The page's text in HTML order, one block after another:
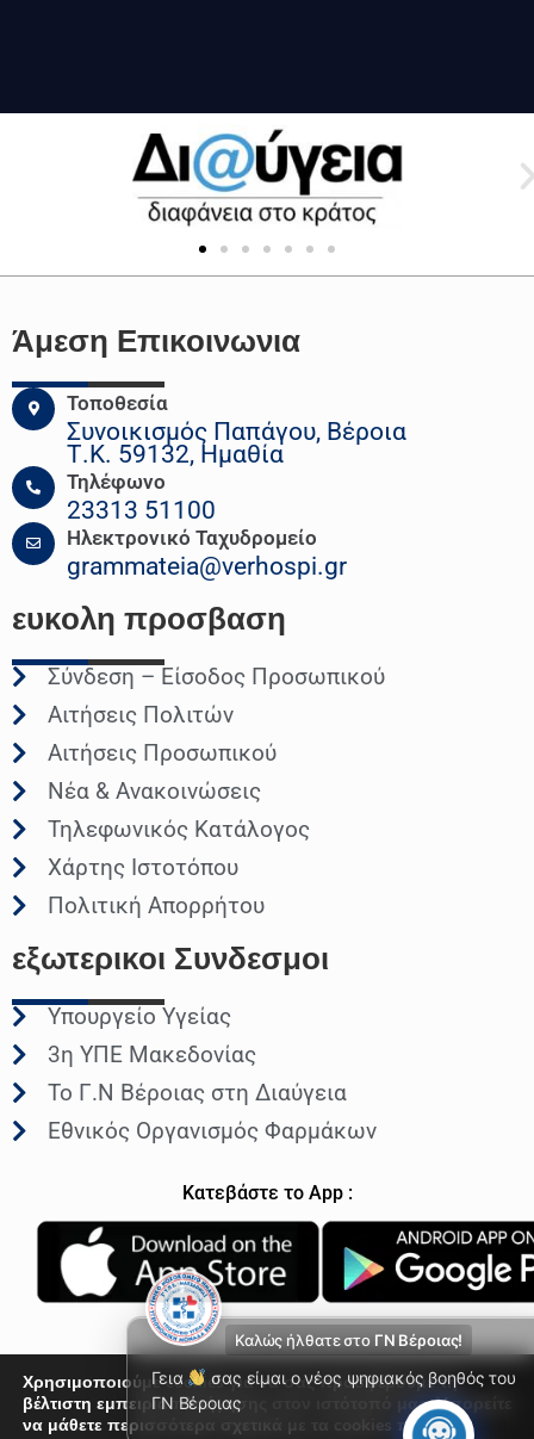
Άμεση Επικοινωνια
Τοποθεσία
Συνοικισμός Παπάγου, Βέροια
Τ.Κ. 59132, Ημαθία
Τηλέφωνο
23313 51100
Ηλεκτρονικό Ταχυδρομείο
grammateia@verhospi.gr
ευκολη προσβαση
Σύνδεση – Είσοδος Προσωπικού
Αιτήσεις Πολιτών
Αιτήσεις Προσωπικού
Νέα & Ανακοινώσεις
Τηλεφωνικός Κατάλογος
Χάρτης Ιστοτόπου
Πολιτική Απορρήτου
εξωτερικοι Συνδεσμοι
Υπουργείο Υγείας
3η ΥΠΕ Μακεδονίας
Το Γ.Ν Βέροιας στη Διαύγεια
Εθνικός Οργανισμός Φαρμάκων
Κατεβάστε το App :
Καλώς ήλθατε στο ΓΝ Βέροιας!
Γεια
σας είμαι ο νέος ψηφιακός βοηθός του
ΓΝ Βέροιας
Χρησιμοποιούμε cookies για να σας προσφέρουμε τη
βέλτιστη εμπειρία πλοήγησης στον ιστότοπό μας. Μπορείτε
να μάθετε περισσότερα σχετικά με τα cookies που